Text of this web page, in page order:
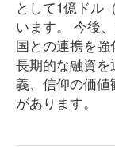
として1億ドル
います。 今後
国との連携を
長期的な融資
義、信仰の価
があります。